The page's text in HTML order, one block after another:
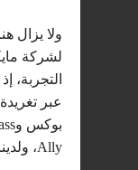
ولا يزال
لشركة
عبر
Ally، ولدينا المزيد من الأمور لتنفيذها”.